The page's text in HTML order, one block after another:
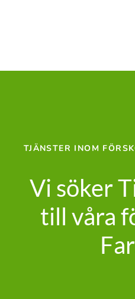
TJÄNSTER INOM
Vi söker
till våra